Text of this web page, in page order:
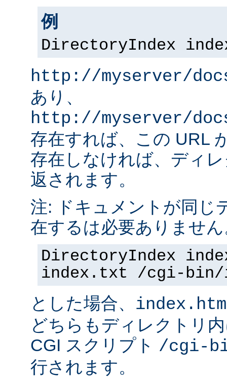
例
DirectoryIndex
http://myserver/
あり、
http://myserver/
存在すれば、この URL
存在しなければ、ディ
返されます。
注: ドキュメントが同じ
在するは必要ありませ
DirectoryIndex
index.txt /cgi-bin/
とした場合、
どちらもディレクトリ
CGI スクリプト /cgi-
行されます。